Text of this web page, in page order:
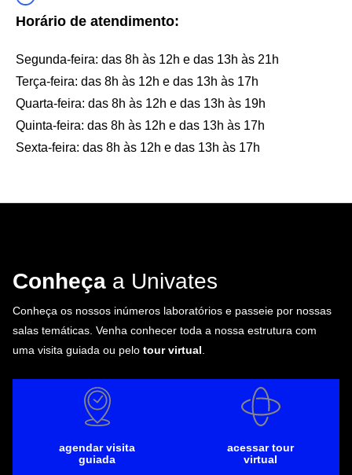
Horário de atendimento:
Segunda-feira: das 8h às 12h e das 13h às 21h
Terça-feira: das 8h às 12h e das 13h às 17h
Quarta-feira: das 8h às 12h e das 13h às 19h
Quinta-feira: das 8h às 12h e das 13h às 17h
Sexta-feira: das 8h às 12h e das 13h às 17h
Conheça a Univates
Conheça os nossos inúmeros laboratórios e passeie por nossas
salas temáticas. Venha conhecer toda a nossa estrutura com
uma visita guiada ou pelo tour virtual
agendar visita
guiada
acessar tour
virtual